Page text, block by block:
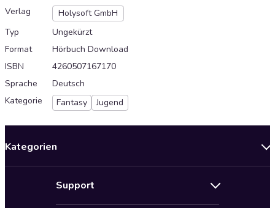
Verlag
Holysoft GmbH
Typ
Ungekürzt
Format
Hörbuch Download
ISBN
4260507167170
Sprache
Deutsch
Kategorie
Fantasy Jugend
Kategorien
Support